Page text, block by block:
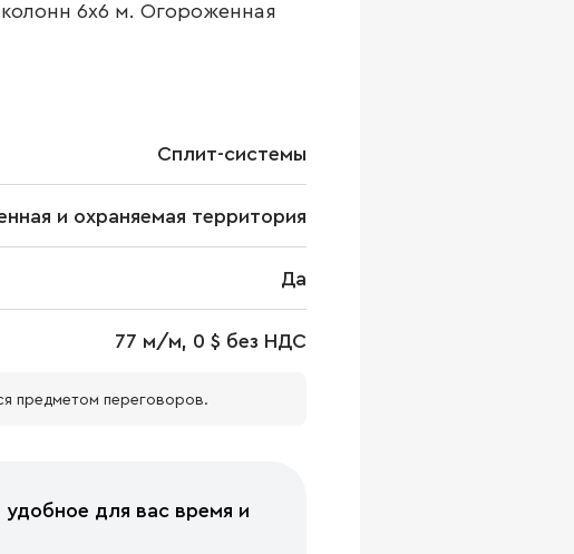
6х6 м. Огороженная
Сплит-системы
и охраняемая территория
Да
77 м/м, 0 $ без НДС
предметом переговоров.
для вас время и